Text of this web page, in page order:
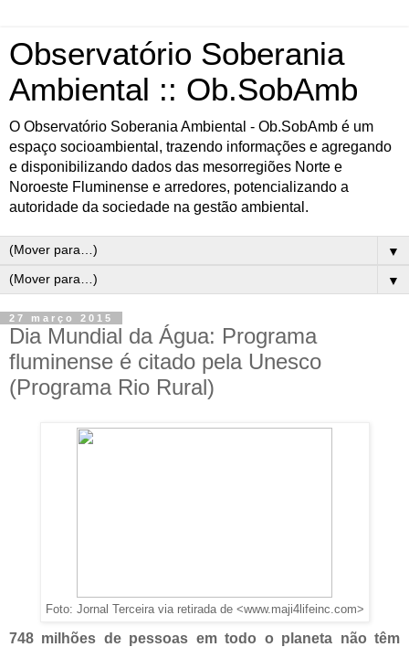
Observatório Soberania
Ambiental :: Ob.SobAmb
O Observatório Soberania Ambiental - Ob.SobAmb é um
espaço socioambiental, trazendo informações e agregando
e disponibilizando dados das mesorregiões Norte e
Noroeste Fluminense e arredores, potencializando a
autoridade da sociedade na gestão ambiental.
▼
▼
27 março 2015
Dia Mundial da Água: Programa
fluminense é citado pela Unesco
(Programa Rio Rural)
Foto: Jornal Terceira via retirada de <www.maji4lifeinc.com>
748 milhões de pessoas em todo o planeta não têm